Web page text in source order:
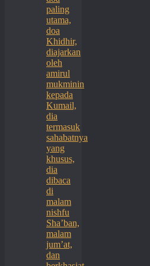
paling
utama,
doa
Khidhir,
diajarkan
oleh
amirul
mukminin
kepada
Kumail,
dia
termasuk
sahabatnya
yang
khusus,
dia
dibaca
di
malam
nishfu
Sha’ban,
malam
jum’at,
dan